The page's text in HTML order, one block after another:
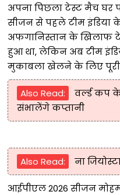
अपना पिछला टेस्ट मैच घर
सीजन से पहले टीम इंडिया
अफगानिस्तान के खिलाफ
हुआ था, लेकिन अब टीम
मुकाबला खेलने के लिए पूरी
Also Read:
वर्ल्ड कप
संभालेंगे कप्तानी
Also Read: ना
आईपीएल 2026 सीजन